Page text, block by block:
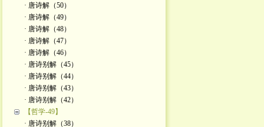
· 唐诗解（50）
· 唐诗解（49）
· 唐诗解（48）
· 唐诗解（47）
· 唐诗解（46）
· 唐诗别解（45）
· 唐诗别解（44）
· 唐诗别解（43）
· 唐诗别解（42）
【哲学-49】
· 唐诗别解（38）